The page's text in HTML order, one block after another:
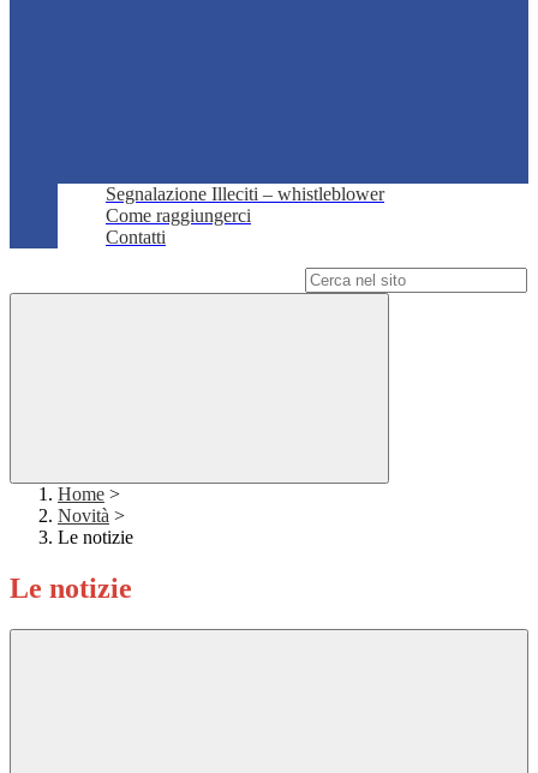
Segnalazione Illeciti – whistleblower
Come raggiungerci
Contatti
Home >
Novità >
Le notizie
Le notizie